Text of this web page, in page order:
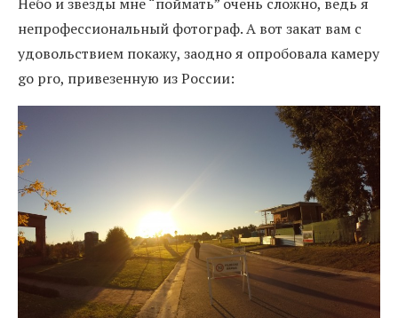
непрофессиональный фотограф. А вот закат вам с
удовольствием покажу, заодно я опробовала камеру
go pro, привезенную из России: